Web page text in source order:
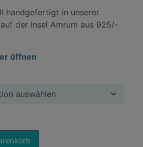
handgefertigt in unserer
der Insel Amrum aus 925/-
öffnen